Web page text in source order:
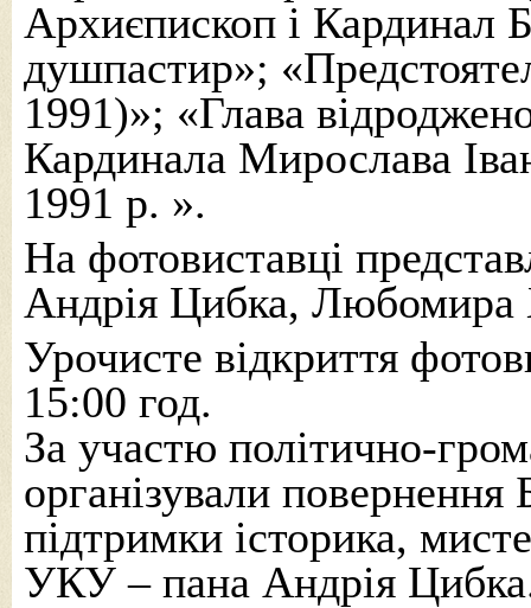
Архиєпископ і Кардинал
душпастир»;
1991)»; «Глава
Кардинала Мирослава
1991 р. ».
На фотовиставці
Андрія Цибка,
Урочисте відкриття
15:00 год.
За участю політично-
організували
підтримки історика,
УКУ – пана Андрія